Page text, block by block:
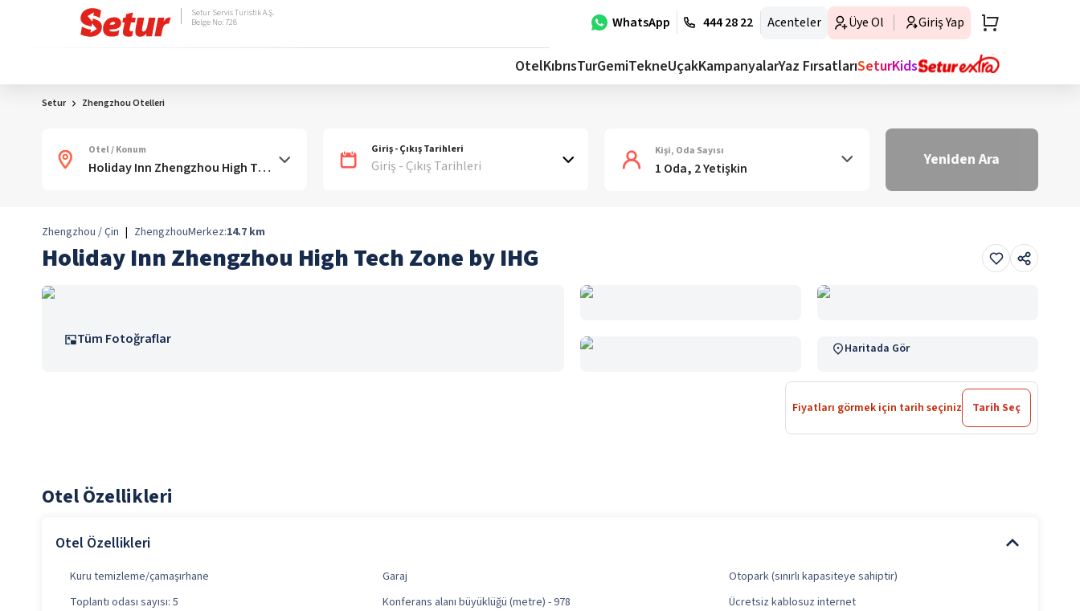
WhatsApp 444 28 22 Acenteler Üye Ol Giriş Yap
Setur Servis Turistik A.Ş.
Belge No: 728
OtelKıbrısTurGemiTekneUçakKampanyalarYaz FırsatlarıSeturKids
Setur Zhengzhou Otelleri
Otel / Konum Giriş - Çıkış Tarihleri
Giriş - Çıkış Tarihleri
Kişi, Oda Sayısı
1 Oda, 2 Yetişkin Yeniden Ara
Zhengzhou / Çin | ZhengzhouMerkez:14.7 km
Holiday Inn Zhengzhou High Tech Zone by IHG
Tüm Fotoğraflar
Haritada Gör
Fiyatları görmek için tarih seçiniz Tarih Seç
Otel Özellikleri
Otel Özellikleri
Kuru temizleme/çamaşırhane Garaj
Otopark (sınırlı kapasiteye sahiptir)
Toplantı odası sayısı: 5
Konferans alanı büyüklüğü (metre) - 978
Ücretsiz kablosuz internet